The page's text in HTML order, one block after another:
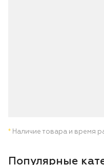
* Наличие товара и время
Популярные